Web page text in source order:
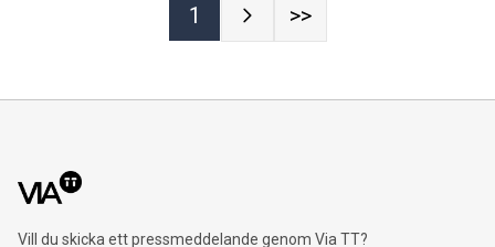
1 >>
Vill du skicka ett pressmeddelande genom Via TT?